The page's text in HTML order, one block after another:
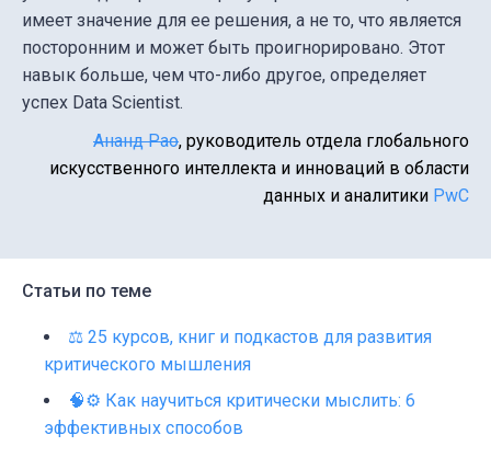
имеет значение для ее решения, а не то, что является
посторонним и может быть проигнорировано. Этот
навык больше, чем что-либо другое, определяет
успех Data Scientist.
Ананд Рao, руководитель отдела глобального
искусственного интеллекта и инноваций в области
данных и аналитики PwC
Статьи по теме
⚖️ 25 курсов, книг и подкастов для развития
критического мышления
🧠⚙️ Как научиться критически мыслить: 6
эффективных способов